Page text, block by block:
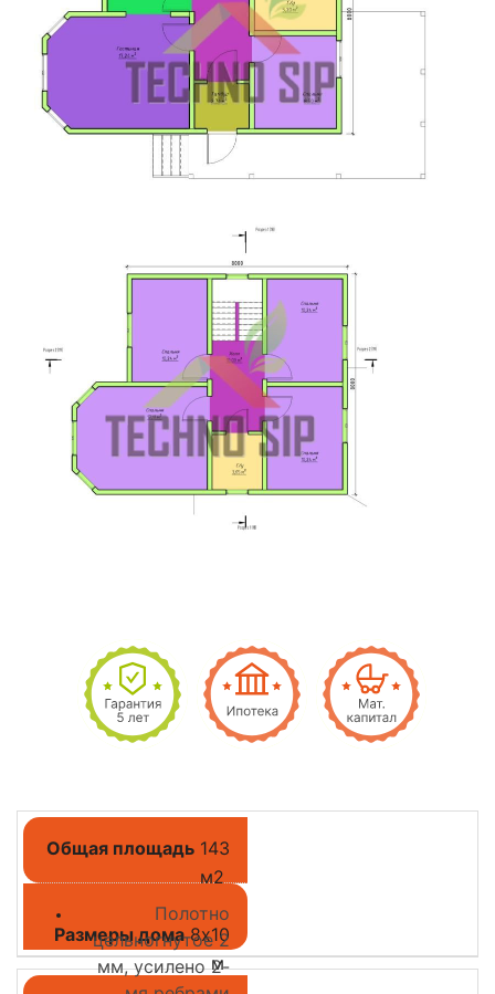
Общая площадь 143
м2
Размеры дома8х10
м
Полотно
цельногнутое 2
мм, усилено 2-